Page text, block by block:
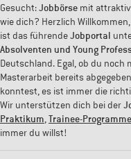
Gesucht:Jobbörse mit
wie dich? Herzlich
ist das führendeJobportal
Absolventen und Young
Deutschland. Egal, ob du
Masterarbeit bereits
konntest, es ist immer die
Wir unterstützen dich bei der
Praktikum Trainee-Programme
immer du willst!